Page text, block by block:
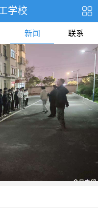
学校
新闻 联系